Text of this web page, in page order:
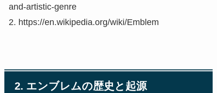
and-artistic-genre
2. https://en.wikipedia.org/wiki/Emblem
2. エンブレムの歴史と起源